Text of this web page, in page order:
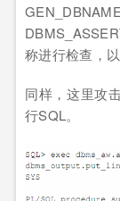
称进行检查，
同样，这里攻
行SQL。